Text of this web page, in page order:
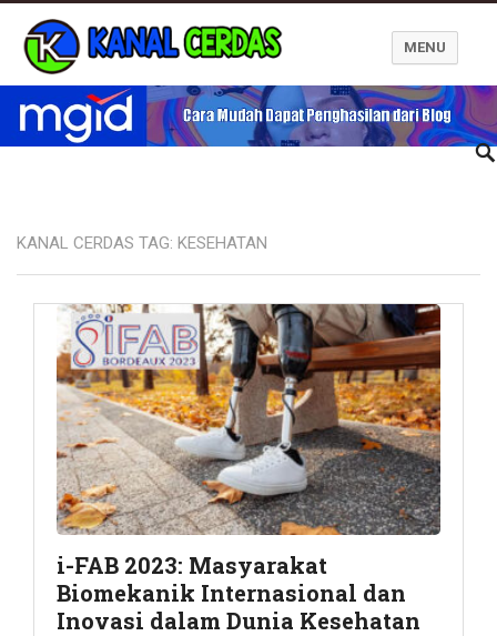
Kanal Cerdas
MENU
KANAL CERDAS TAG: KESEHATAN
i-FAB 2023: Masyarakat
Biomekanik Internasional dan
Inovasi dalam Dunia Kesehatan